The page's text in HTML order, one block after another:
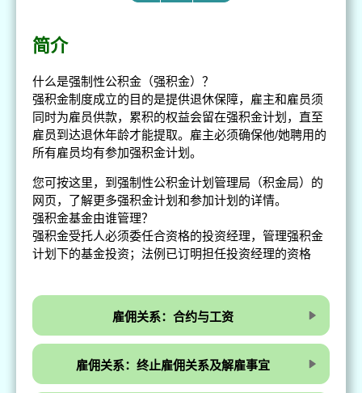
简介
什么是强制性公积金（强积金）？
强积金制度成立的目的是提供退休保障，雇主和雇员须
同时为雇员供款，累积的权益会留在强积金计划，直至
雇员到达退休年龄才能提取。雇主必须确保他/她聘用的
所有雇员均有参加强积金计划。
您可按这里，到强制性公积金计划管理局（积金局）的
网页，了解更多强积金计划和参加计划的详情。
强积金基金由谁管理？
强积金受托人必须委任合资格的投资经理，管理强积金
计划下的基金投资；法例已订明担任投资经理的资格
雇佣关系：合约与工资
雇佣关系：终止雇佣关系及解雇事宜